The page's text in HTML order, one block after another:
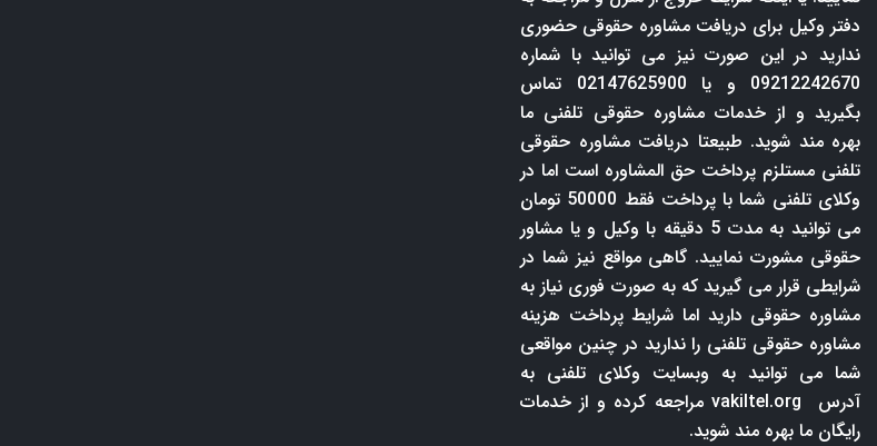
دفتر وکیل برای دریافت مشاوره حقوقی حضوری
ندارید در این صورت نیز می توانید با شماره
09212242670 و یا 02147625900 تماس
بگیرید و از خدمات مشاوره حقوقی تلفنی ما
بهره مند شوید. طبیعتا دریافت مشاوره حقوقی
تلفنی مستلزم پرداخت حق المشاوره است اما در
وکلای تلفنی شما با پرداخت فقط 50000 تومان
می توانید به مدت 5 دقیقه با وکیل و یا مشاور
حقوقی مشورت نمایید. گاهی مواقع نیز شما در
شرایطی قرار می گیرید که به صورت فوری نیاز به
مشاوره حقوقی دارید اما شرایط پرداخت هزینه
مشاوره حقوقی تلفنی را ندارید در چنین مواقعی
شما می توانید به وبسایت وکلای تلفنی به
آدرس
vakiltel.orgمراجعه کرده و از خدمات
رایگان ما بهره مند شوید.